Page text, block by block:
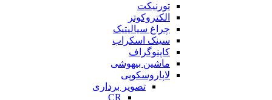
تورنیکت
الکتروکوتر
چراغ سیالیتیک
سینک اسکراب
کاپنوگراف
ماشین بیهوشی
لاپاروسکوپی
تصویر برداری
CR